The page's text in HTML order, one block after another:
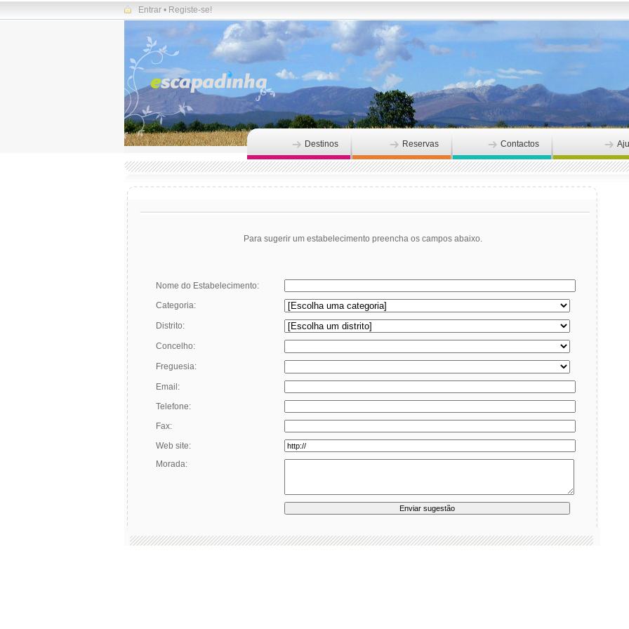
Entrar • Registe-se!
Destinos Reservas Contactos
Para sugerir um estabelecimento preencha os campos abaixo.
Nome do Estabelecimento:
Categoria:
Distrito:
Concelho:
Freguesia:
Email:
Telefone:
Fax:
Web site:
Morada: